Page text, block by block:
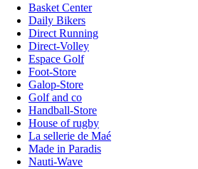
Basket Center
Daily Bikers
Direct Running
Direct-Volley
Espace Golf
Foot-Store
Galop-Store
Golf and co
Handball-Store
House of rugby
La sellerie de Maé
Made in Paradis
Nauti-Wave